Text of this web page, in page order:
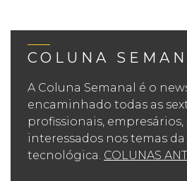
COLUNA
A Coluna Semanal é o
encaminhado todas as
profissionais,
interessados nos temas da
tecnológica. COLUNAS